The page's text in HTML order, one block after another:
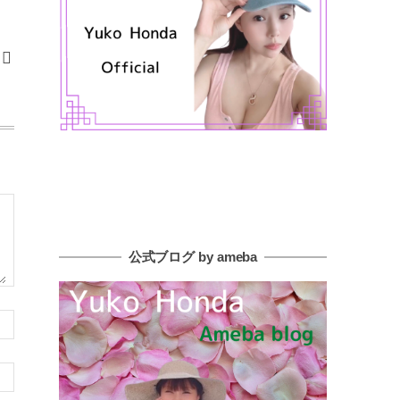
公式ブログ by ameba